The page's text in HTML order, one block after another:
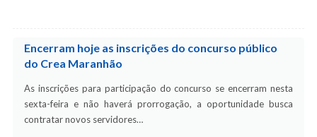
Encerram hoje as inscrições do concurso público
do Crea Maranhão
As inscrições para participação do concurso se encerram nesta
sexta-feira e não haverá prorrogação, a oportunidade busca
contratar novos servidores…